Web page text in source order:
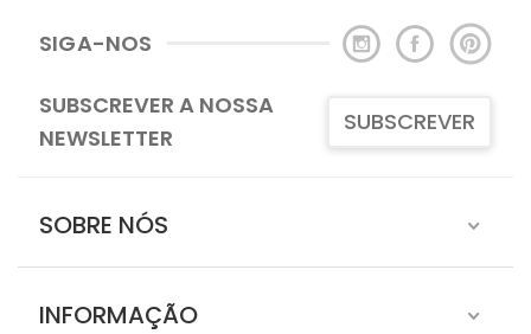
SIGA-NOS
SUBSCREVER A NOSSA
NEWSLETTER
SUBSCREVER
SOBRE NÓS
INFORMAÇÃO